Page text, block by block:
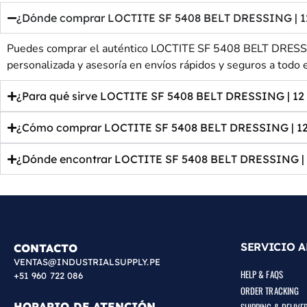
¿Dónde comprar LOCTITE SF 5408 BELT DRESSING |
Puedes comprar el auténtico LOCTITE SF 5408 BELT
personalizada y asesoría en envíos rápidos y seguros a todo
¿Para qué sirve LOCTITE SF 5408 BELT DRESSING |
¿Cómo comprar LOCTITE SF 5408 BELT DRESSING |
¿Dónde encontrar LOCTITE SF 5408 BELT DRESSING |
CONTACTO
VENTAS@INDUSTRIALSUPPLY.PE
+51 960 722 086
SERVICIO
HELP & FAQS
ORDER TRACKING